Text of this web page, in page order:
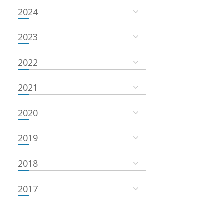
2024
2023
2022
2021
2020
2019
2018
2017